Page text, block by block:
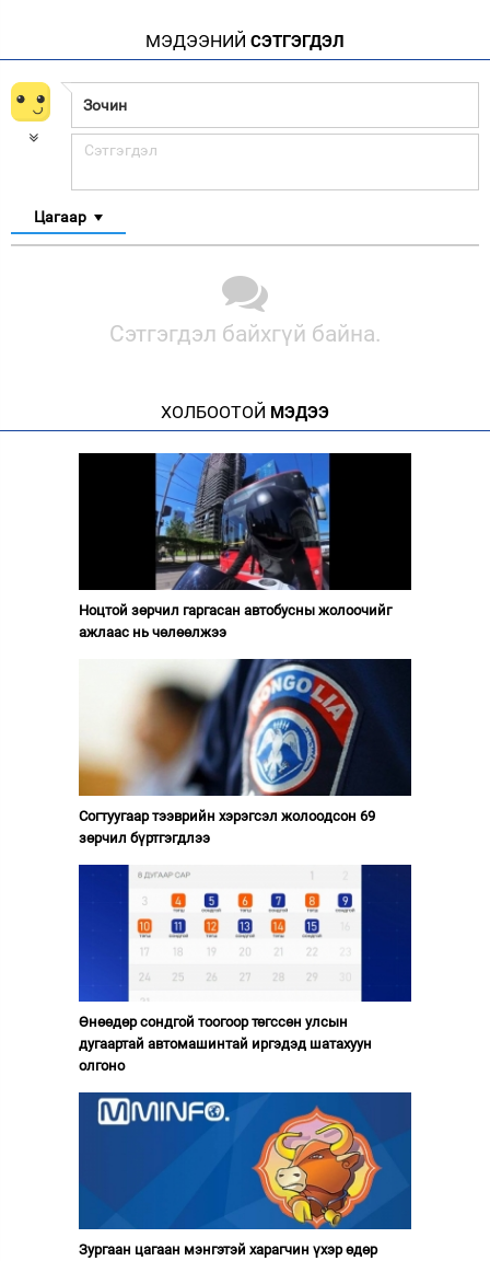
МЭДЭЭНИЙ СЭТГЭГДЭЛ
Цагаар
Сэтгэгдэл байхгүй байна.
ХОЛБООТОЙ МЭДЭЭ
Ноцтой зөрчил гаргасан автобусны жолоочийг
ажлаас нь чөлөөлжээ
Согтуугаар тээврийн хэрэгсэл жолоодсон 69
зөрчил бүртгэгдлээ
Өнөөдөр сондгой тоогоор төгссөн улсын
дугаартай автомашинтай иргэдэд шатахуун
олгоно
Зургаан цагаан мэнгэтэй харагчин үхэр өдөр